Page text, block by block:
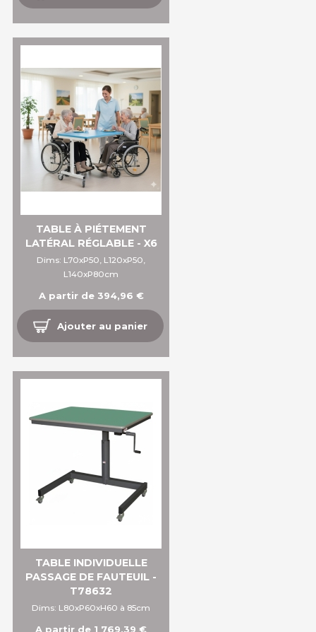
TABLE À PIÉTEMENT
LATÉRAL RÉGLABLE - X6
Dims: L70xP50, L120xP50,
L140xP80cm
A partir de 394,96 €
Ajouter au panier
TABLE INDIVIDUELLE
PASSAGE DE FAUTEUIL -
T78632
Dims: L80xP60xH60 à 85cm
A partir de 1 769,39 €